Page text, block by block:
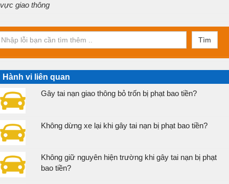
vực giao thông
Tìm
Hành vi liên quan
Gây tai nạn giao thông bỏ trốn bị phạt bao tiền?
Không dừng xe lại khi gây tai nạn bị phạt bao tiền?
Không giữ nguyên hiện trường khi gây tai nạn bị phạt
bao tiền?